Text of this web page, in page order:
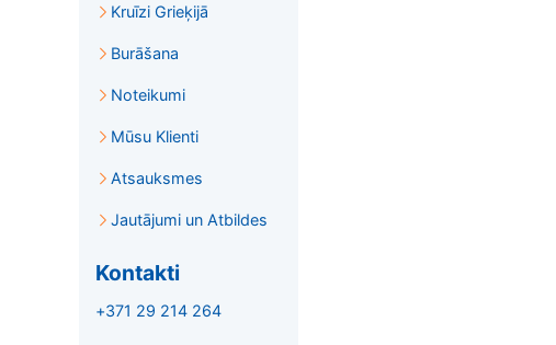
Kruīzi Grieķijā
Burāšana
Noteikumi
Mūsu Klienti
Atsauksmes
Jautājumi un Atbildes
Kontakti
+371 29 214 264